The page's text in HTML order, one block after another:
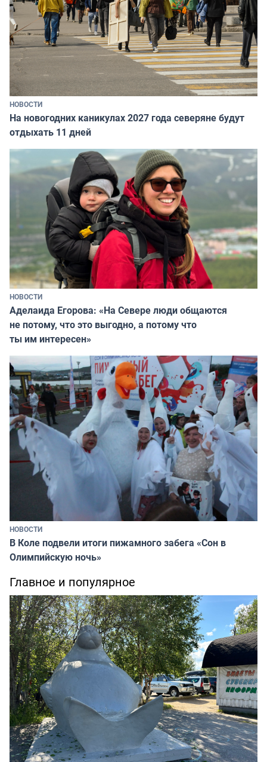
НОВОСТИ
На новогодних каникулах 2027 года северяне будут
отдыхать 11 дней
НОВОСТИ
Аделаида Егорова: «На Севере люди общаются
не потому, что это выгодно, а потому что
ты им интересен»
НОВОСТИ
В Коле подвели итоги пижамного забега «Сон в
Олимпийскую ночь»
Главное и популярное